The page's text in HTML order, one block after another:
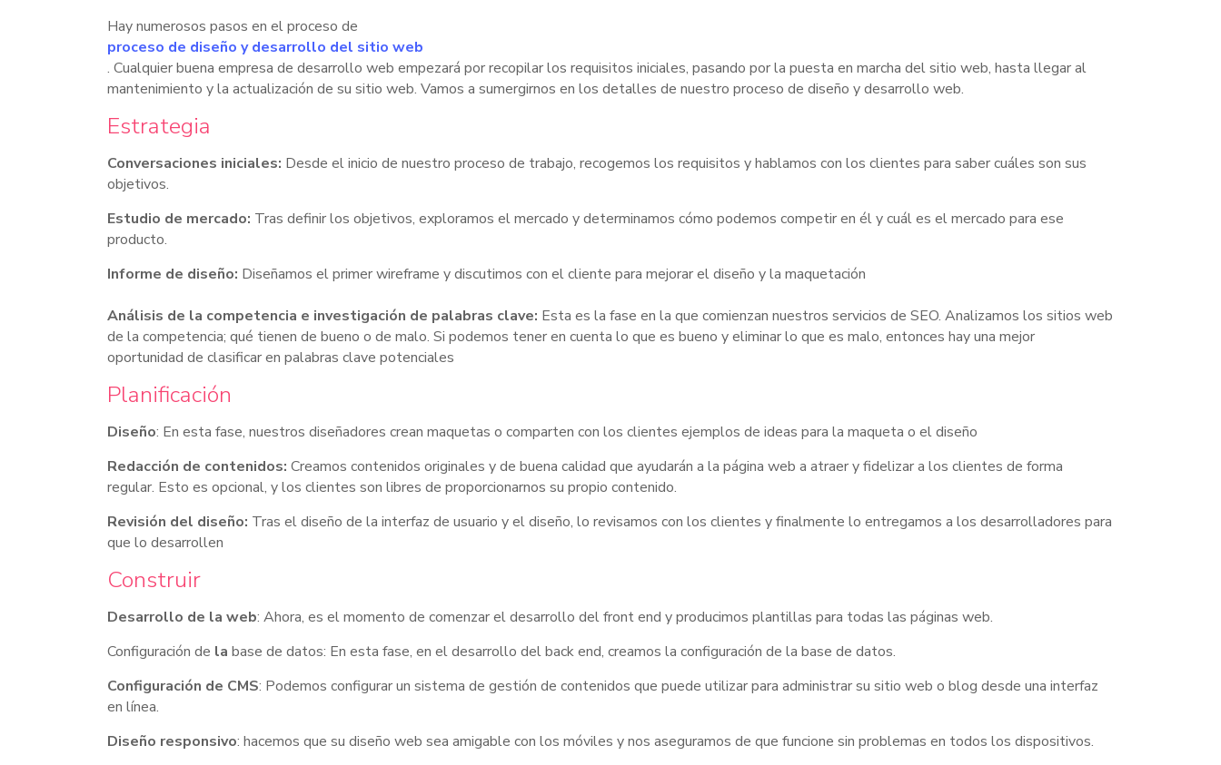
Hay numerosos pasos en el proceso de
proceso de diseño y desarrollo del sitio web
. Cualquier buena empresa de desarrollo web empezará por recopilar los requisitos iniciales, pasando por la puesta en marcha del sitio web, hasta llegar al
mantenimiento y la actualización de su sitio web. Vamos a sumergirnos en los detalles de nuestro proceso de diseño y desarrollo web.
Estrategia
Conversaciones iniciales: Desde el inicio de nuestro proceso de trabajo, recogemos los requisitos y hablamos con los clientes para saber cuáles son sus
objetivos.
Estudio de mercado: Tras definir los objetivos, exploramos el mercado y determinamos cómo podemos competir en él y cuál es el mercado para ese
producto.
Informe de diseño: Diseñamos el primer wireframe y discutimos con el cliente para mejorar el diseño y la maquetación
Análisis de la competencia e investigación de palabras clave: Esta es la fase en la que comienzan nuestros servicios de SEO. Analizamos los sitios web
de la competencia; qué tienen de bueno o de malo. Si podemos tener en cuenta lo que es bueno y eliminar lo que es malo, entonces hay una mejor
oportunidad de clasificar en palabras clave potenciales
Planificación
Diseño: En esta fase, nuestros diseñadores crean maquetas o comparten con los clientes ejemplos de ideas para la maqueta o el diseño
Redacción de contenidos: Creamos contenidos originales y de buena calidad que ayudarán a la página web a atraer y fidelizar a los clientes de forma
regular. Esto es opcional, y los clientes son libres de proporcionarnos su propio contenido.
Revisión del diseño: Tras el diseño de la interfaz de usuario y el diseño, lo revisamos con los clientes y finalmente lo entregamos a los desarrolladores para
que lo desarrollen
Construir
Desarrollo de la web: Ahora, es el momento de comenzar el desarrollo del front end y producimos plantillas para todas las páginas web.
Configuración de la base de datos: En esta fase, en el desarrollo del back end, creamos la configuración de la base de datos.
Configuración de CMS: Podemos configurar un sistema de gestión de contenidos que puede utilizar para administrar su sitio web o blog desde una interfaz
en línea.
Diseño responsivo: hacemos que su diseño web sea amigable con los móviles y nos aseguramos de que funcione sin problemas en todos los dispositivos.